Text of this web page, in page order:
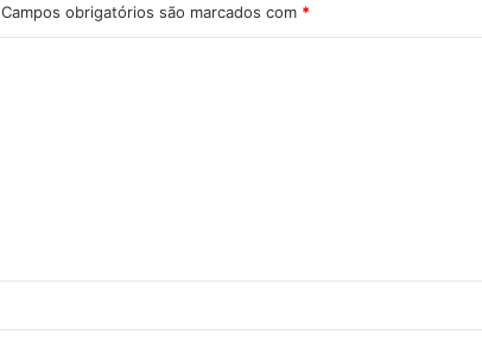
Campos obrigatórios são marcados com *